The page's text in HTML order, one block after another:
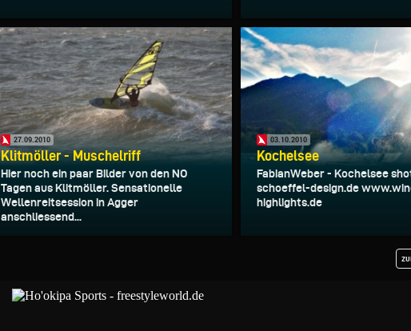
27.09.2010
Klitmöller - Muschelriff
Hier noch ein paar Bilder von den NO
Tagen aus Klitmöller. Sensationelle
Wellenreitsession in Agger
anschliessend...
03.10.2010
Kochelsee
FabianWeber - Kochelsee
schoeffel-design.de
highlights.de